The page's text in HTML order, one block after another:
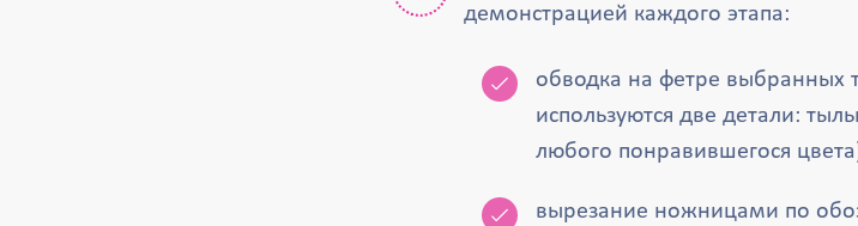
демонстрацией каждого этапа:
обводка на фетре выбранных
используются две детали:
любого понравившегося
вырезание ножницами по